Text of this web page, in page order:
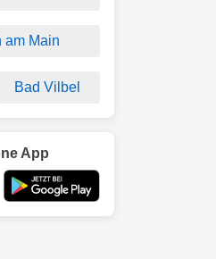
am Main
Bad Vilbel
App